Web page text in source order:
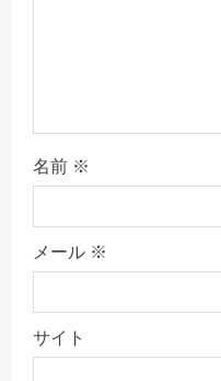
n
g
名前 ※
メール ※
サイト